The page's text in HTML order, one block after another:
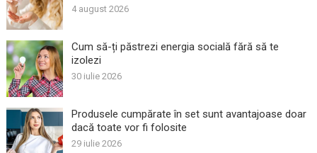
4 august 2026
Cum să-ți păstrezi energia socială fără să te
izolezi
30 iulie 2026
Produsele cumpărate în set sunt avantajoase doar
dacă toate vor fi folosite
29 iulie 2026